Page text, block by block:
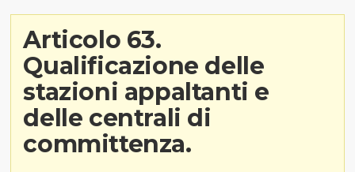
Articolo 63.
Qualificazione delle
stazioni appaltanti e
delle centrali di
committenza.